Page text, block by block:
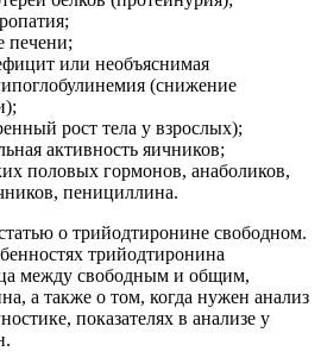
печени;
или необъяснимая
(снижение
рост тела у взрослых);
активность яичников;
половых гормонов, анаболиков,
пенициллина.
о трийодтиронине свободном.
трийодтиронина
между свободным и общим,
а также о том, когда нужен анализ
показателях в анализе у